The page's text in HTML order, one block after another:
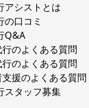
アシストとは
の口コミ
Q&A
のよくある質問
のよくある質問
援のよくある質問
スタッフ募集